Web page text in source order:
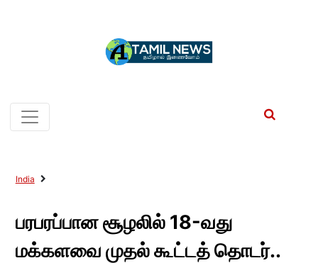
India
பரபரப்பான சூழலில் 18-வது
மக்களவை முதல் கூட்டத் தொடர்..